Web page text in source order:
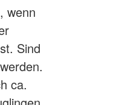
wenn
Sind
ca.